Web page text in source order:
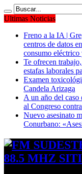
Ultimas Noticias
Freno a la IA |
centros de datos
consumo eléctrico
Te ofrecen
estafas laborales
Examen
Candela Arizaga
A un año del caso
al Congreso
Nuevo asesinato
Conurbano:
88.5 MHZ